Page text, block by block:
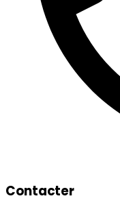
Contacter